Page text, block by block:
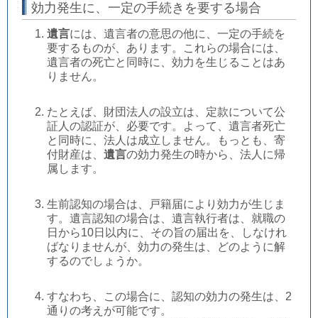
効力発生に、一定の手続きを要する場合
遺言には、遺言者の意思の他に、一定の手続を
要するものが、あります。これらの場合には、
遺言者の死亡と同時に、効力を生じることはあ
りません。
たとえば、財団法人の設立は、定款について公
証人の認証が、必要です。よって、遺言者死亡
と同時に、法人は成立しません。もっとも、寄
付財産は、 遺言の効力発生の時から、法人に帰
属します。
生前認知の場合は、戸籍届により効力が生じま
す。遺言認知の場合は、遺言執行者は、就職の
日から10日以内に、その旨の届出を、しなけれ
ばなりませんが、効力の発生は、どのように解
するのでしょうか。
すなわち、この場合に、認知の効力の発生は、2
通りの考えが可能です。